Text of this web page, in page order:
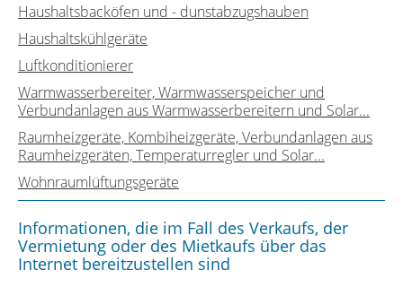
Haushaltsbacköfen und - dunstabzugshauben
Haushaltskühlgeräte
Luftkonditionierer
Warmwasserbereiter, Warmwasserspeicher und
Verbundanlagen aus Warmwasserbereitern und Solar...
Raumheizgeräte, Kombiheizgeräte, Verbundanlagen aus
Raumheizgeräten, Temperaturregler und Solar...
Wohnraumlüftungsgeräte
Informationen, die im Fall des Verkaufs, der
Vermietung oder des Mietkaufs über das
Internet bereitzustellen sind